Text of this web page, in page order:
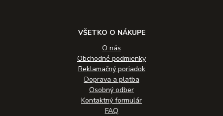
VŠETKO O NÁKUPE
O nás
Obchodné podmienky
Reklamačný poriadok
Doprava a platba
Osobný odber
Kontaktný formulár
FAQ